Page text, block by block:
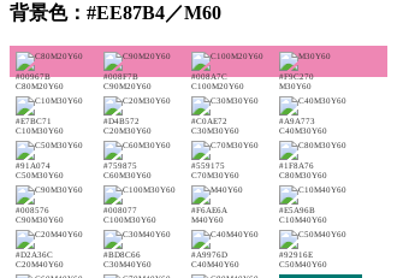
背景色：#EE87B4／M60
#00967B
C80M20Y60
#008F7B
C90M20Y60
#008A7C
C100M20Y60
#F9C270
M30Y60
#E7BC71
C10M30Y60
#D4B572
C20M30Y60
#C0AE72
C30M30Y60
#A9A773
C40M30Y60
#91A074
C50M30Y60
#759875
C60M30Y60
#559175
C70M30Y60
#1F8A76
C80M30Y60
#008576
C90M30Y60
#008077
C100M30Y60
#F6AE6A
M40Y60
#E5A96B
C10M40Y60
#D2A36C
C20M40Y60
#BD8C66
C30M40Y60
#A9976D
C40M40Y60
#92916E
C50M40Y60